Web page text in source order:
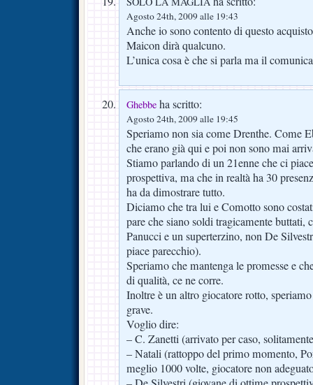
Agosto 24th, 2009 alle 19:43
Anche io sono contento di questo
Maicon dirà qualcuno.
L’unica cosa è che si parla ma il
Ghebbe ha scritto:
Agosto 24th, 2009 alle 19:45
Speriamo non sia come Drenthe. Come
che erano già qui e poi non sono mai
Stiamo parlando di un 21enne che ci
prospettiva, ma che in realtà ha 30
ha da dimostrare tutto.
Diciamo che tra lui e Comotto sono
pare che siano soldi tragicamente buttati,
Panucci e un superterzino, non De
piace parecchio).
Speriamo che mantenga le promesse e
di qualità, ce ne corre.
Inoltre è un altro giocatore rotto,
grave.
Voglio dire:
– C. Zanetti (arrivato per caso,
– Natali (rattoppo del primo momento,
meglio 1000 volte, giocatore non